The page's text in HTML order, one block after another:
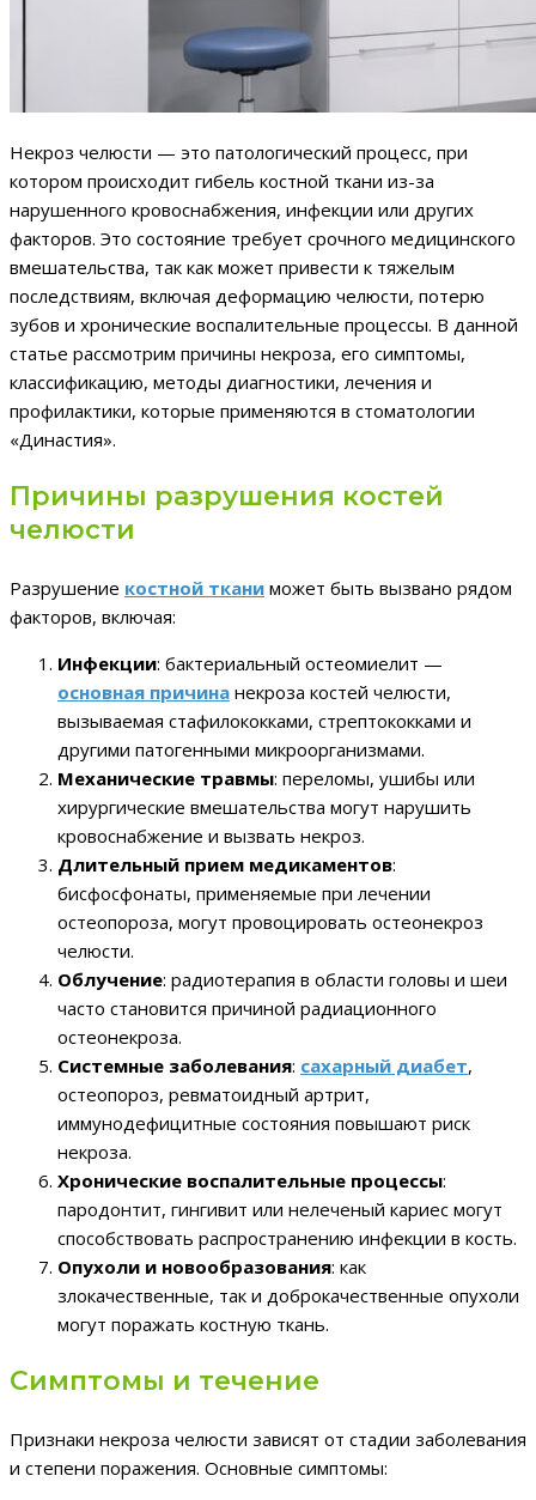
Некроз челюсти — это патологический процесс, при
котором происходит гибель костной ткани из-за
нарушенного кровоснабжения, инфекции или других
факторов. Это состояние требует срочного медицинского
вмешательства, так как может привести к тяжелым
последствиям, включая деформацию челюсти, потерю
зубов и хронические воспалительные процессы. В данной
статье рассмотрим причины некроза, его симптомы,
классификацию, методы диагностики, лечения и
профилактики, которые применяются в стоматологии
«Династия».
Причины разрушения костей
челюсти
Разрушение костной ткани может быть вызвано рядом
факторов, включая:
Инфекции: бактериальный остеомиелит —
основная причина некроза костей челюсти,
вызываемая стафилококками, стрептококками и
другими патогенными микроорганизмами.
Механические травмы: переломы, ушибы или
хирургические вмешательства могут нарушить
кровоснабжение и вызвать некроз.
Длительный прием медикаментов:
бисфосфонаты, применяемые при лечении
остеопороза, могут провоцировать остеонекроз
челюсти.
Облучение: радиотерапия в области головы и шеи
часто становится причиной радиационного
остеонекроза.
Системные заболевания: сахарный диабет,
остеопороз, ревматоидный артрит,
иммунодефицитные состояния повышают риск
некроза.
Хронические воспалительные процессы:
пародонтит, гингивит или нелеченый кариес могут
способствовать распространению инфекции в кость.
Опухоли и новообразования: как
злокачественные, так и доброкачественные опухоли
могут поражать костную ткань.
Симптомы и течение
Признаки некроза челюсти зависят от стадии заболевания
и степени поражения. Основные симптомы: